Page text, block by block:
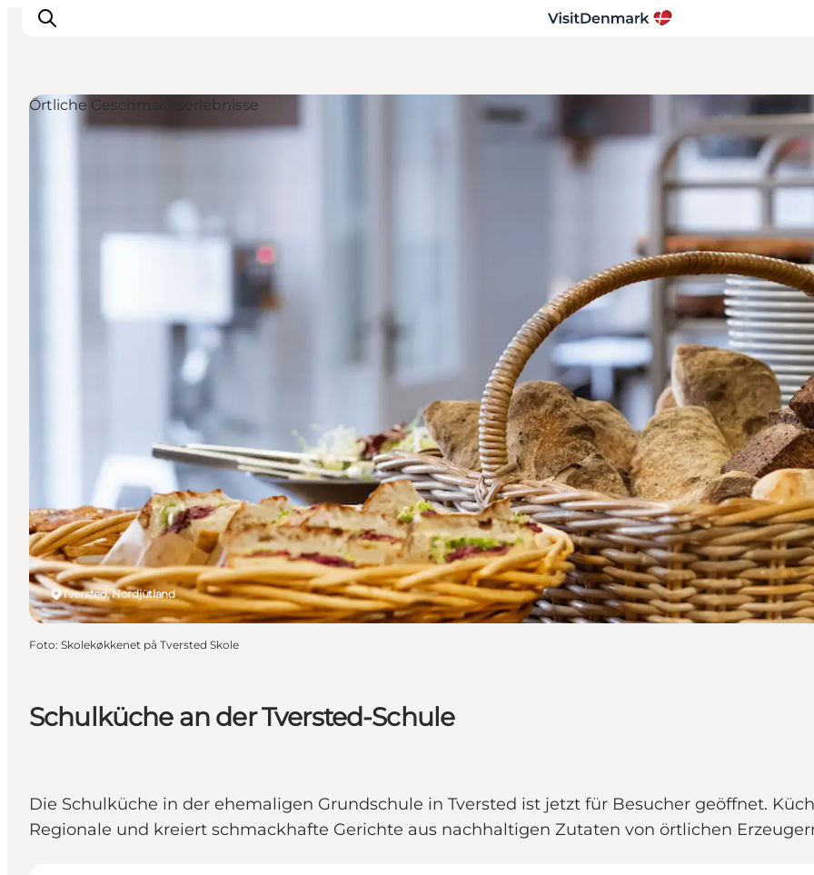
Unterkünfte
Schulküche an der Tversted-Schule
Die Schulküche in der ehemaligen Grundschule in Tversted ist jetzt für Besucher geöffnet.
Regionale und kreiert schmackhafte Gerichte aus nachhaltigen Zutaten von örtlichen
Tversted, Nordjütland
Örtliche Geschmackserlebnisse
Foto: Skolekøkkenet på Tversted Skole